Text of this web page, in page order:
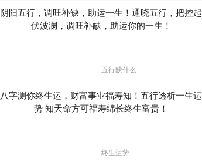
阴阳五行，调旺补缺，助运一生！通晓五行，把控起
伏波澜，调旺补缺，助运你的一生！
五行缺什么
八字测你终生运，财富事业福寿知！五行透析一生运
势 知天命方可福寿绵长终生富贵！
终生运势